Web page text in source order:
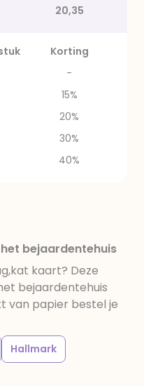
20,35
Korting
-
15%
20%
30%
40%
bejaardentehuis
kaart? Deze
bejaardentehuis
van papier bestel je
Hallmark